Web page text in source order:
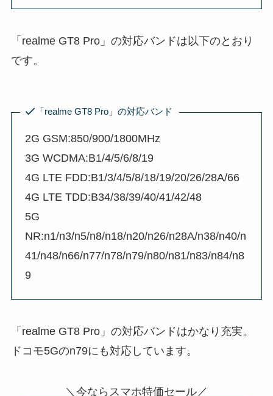
「realme GT8 Pro」の対応バンドは以下のとおり
です。
「realme GT8 Pro」の対応バンド
2G GSM:850/900/1800MHz
3G WCDMA:B1/4/5/6/8/19
4G LTE FDD:B1/3/4/5/8/18/19/20/26/28A/66
4G LTE TDD:B34/38/39/40/41/42/48
5G
NR:n1/n3/n5/n8/n18/n20/n26/n28A/n38/n40/n
41/n48/n66/n77/n78/n79/n80/n81/n83/n84/n8
9
「realme GT8 Pro」の対応バンドはかなり充実。
ドコモ5Gのn79にも対応しています。
＼今ならスマホ特価セール／